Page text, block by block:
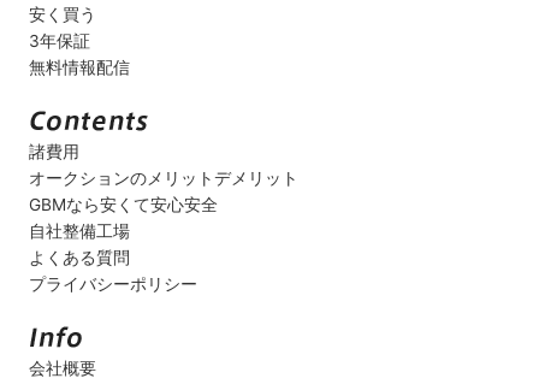
安く買う
3年保証
無料情報配信
諸費用
オークションのメリットデメリット
GBMなら安くて安心安全
自社整備工場
よくある質問
プライバシーポリシー
会社概要